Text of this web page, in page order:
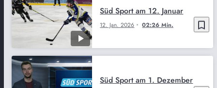
bookmark_border
12. Jan. 2026 02:26 Min.
Süd Sport am 12. Januar
Süd Sport am 1. Dezember